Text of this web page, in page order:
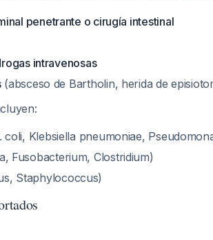
penetrante o cirugía intestinal
intravenosas
(absceso de Bartholin, herida de
coli, Klebsiella pneumoniae,
, Fusobacterium, Clostridium)
, Staphylococcus)